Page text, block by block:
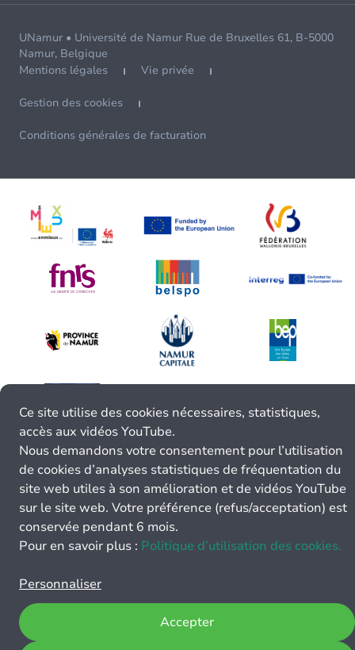
UNamur • Université de Namur Rue de Bruxelles 61, B-5000
Namur, Belgique
Mentions légales
Vie privée
Gestion des cookies
Conditions générales de facturation
Ce site utilise des cookies nécessaires, statistiques,
accès aux vidéos YouTube.
Nous demandons votre consentement pour l’utilisation
de cookies d’analyses statistiques de fréquentation du
site web utiles à son amélioration et de vidéos YouTube
sur le site web. Votre préférence (refus/acceptation) est
conservée pendant 6 mois.
Pour en savoir plus : Politique d’utilisation des cookies.
Personnaliser
Accepter